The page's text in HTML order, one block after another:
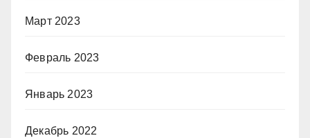
Март 2023
Февраль 2023
Январь 2023
Декабрь 2022